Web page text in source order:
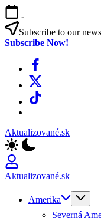
Skip
to
content
-
Subscribe to our
Subscribe Now!
Facebook
X
TikTok
Aktualizované.sk
Aktualizované.sk
Amerika
Severná